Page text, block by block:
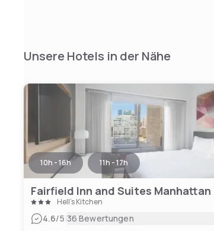
Unsere Hotels in der Nähe
10h - 16h 11h - 17h
Hell's Kitchen
4.6/5|36 Bewertungen